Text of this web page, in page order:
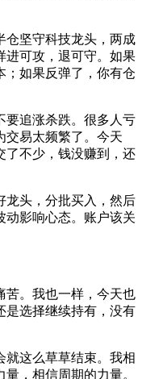
仓坚守科技龙头，两成
进可攻，退可守。如果
；如果反弹了，你有仓
要追涨杀跌。很多人亏
交易太频繁了。今天
了不少，钱没赚到，还
龙头，分批买入，然后
动影响心态。账户该关
苦。我也一样，今天也
是选择继续持有，没有
就这么草草结束。我相
，相信周期的力量。